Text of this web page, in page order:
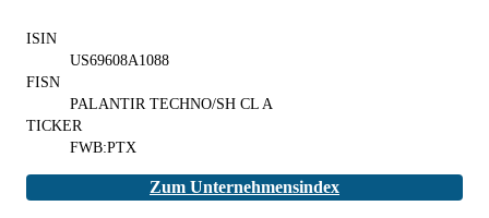
ISIN
US69608A1088
FISN
PALANTIR TECHNO/SH CL A
TICKER
FWB:PTX
Zum Unternehmensindex